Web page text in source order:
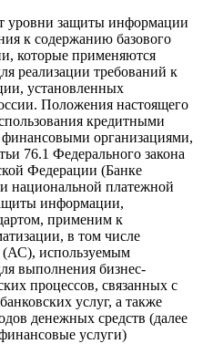
уровни защиты информации
к содержанию базового
которые применяются
реализации требований к
установленных
Положения настоящего
кредитными
организациями,
76.1 Федерального закона
Федерации (Банке
национальной платежной
информации,
применим к
в том числе
(АС), используемым
выполнения бизнес-
процессов, связанных с
услуг, а также
денежных средств (далее
услуги)